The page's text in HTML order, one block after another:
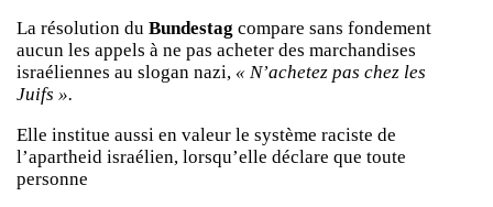
La résolution du Bundestag compare sans fondement
aucun les appels à ne pas acheter des marchandises
israéliennes au slogan nazi, « N’achetez pas chez les
Juifs ».
Elle institue aussi en valeur le système raciste de
l’apartheid israélien, lorsqu’elle déclare que toute
personne